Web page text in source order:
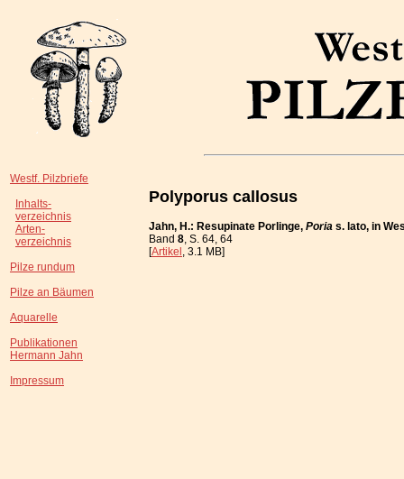
Westf. Pilzbriefe
Inhalts-
verzeichnis
Arten-
verzeichnis
Pilze rundum
Pilze an Bäumen
Aquarelle
Publikationen
Hermann Jahn
Impressum
Polyporus callosus
Jahn, H.: Resupinate Porlinge, Poria s. lato, in
Band 8, S. 64, 64
[Artikel, 3.1 MB]